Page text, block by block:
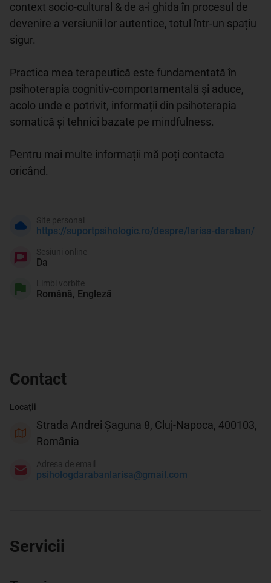
context socio-cultural & de a-i ghida în procesul de
devenire a versiunii lor autentice, totul într-un spațiu
sigur.
Practica mea terapeutică este fundamentată în
psihoterapia cognitiv-comportamentală și aduce,
acolo unde e potrivit, informații din psihoterapia
somatică și tehnici bazate pe mindfulness.
Pentru mai multe informații mă poți contacta
oricând.
https://suportpsihologic.ro/despre/larisa-daraban/
Site personal
Da
Sesiuni online
Română, Engleză
Limbi vorbite
Contact
Locații
Strada Andrei Șaguna 8, Cluj-Napoca, 400103,
România
psihologdarabanlarisa@gmail.com
Adresa de email
Servicii